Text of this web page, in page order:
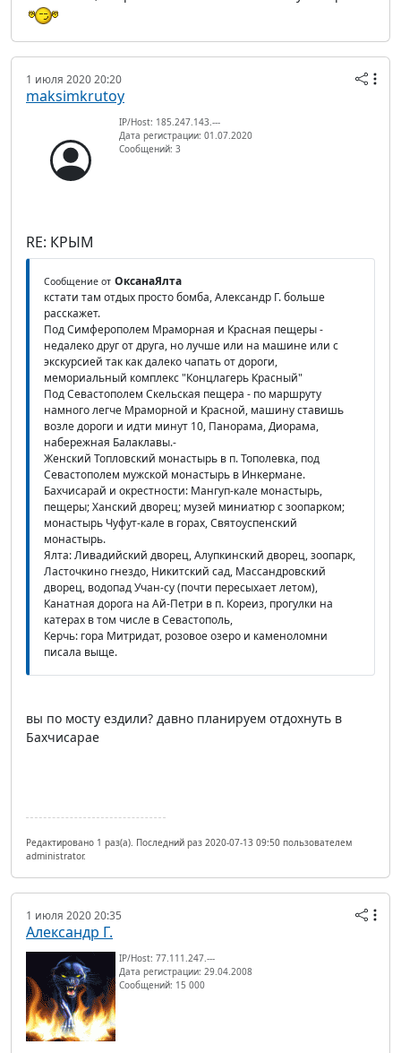
1 июля 2020 20:20
maksimkrutoy
IP/Host: 185.247.143.---
Дата регистрации: 01.07.2020
Сообщений: 3
RE: КРЫМ
Сообщение от ОксанаЯлта
кстати там отдых просто бомба, Александр Г. больше
расскажет.
Под Симферополем Мраморная и Красная пещеры -
недалеко друг от друга, но лучше или на машине или с
экскурсией так как далеко чапать от дороги,
мемориальный комплекс "Концлагерь Красный"
Под Севастополем Скельская пещера - по маршруту
намного легче Мраморной и Красной, машину ставишь
возле дороги и идти минут 10, Панорама, Диорама,
набережная Балаклавы.-
Женский Топловский монастырь в п. Тополевка, под
Севастополем мужской монастырь в Инкермане.
Бахчисарай и окрестности: Мангуп-кале монастырь,
пещеры; Ханский дворец; музей миниатюр с зоопарком;
монастырь Чуфут-кале в горах, Святоуспенский
монастырь.
Ялта: Ливадийский дворец, Алупкинский дворец, зоопарк,
Ласточкино гнездо, Никитский сад, Массандровский
дворец, водопад Учан-су (почти пересыхает летом),
Канатная дорога на Ай-Петри в п. Кореиз, прогулки на
катерах в том числе в Севастополь,
Керчь: гора Митридат, розовое озеро и каменоломни
писала выще.
вы по мосту ездили? давно планируем отдохнуть в
Бахчисарае
Редактировано 1 раз(а). Последний раз 2020-07-13 09:50 пользователем
administrator.
1 июля 2020 20:35
Александр Г.
IP/Host: 77.111.247.---
Дата регистрации: 29.04.2008
Сообщений: 15 000